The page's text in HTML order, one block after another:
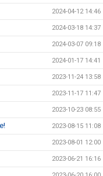
2024-04-12 14:46
2024-03-18 14:37
2024-03-07 09:18
2024-01-17 14:41
2023-11-24 13:58
2023-11-17 11:47
2023-10-23 08:55
2023-08-15 11:08
2023-08-01 12:00
2023-06-21 16:16